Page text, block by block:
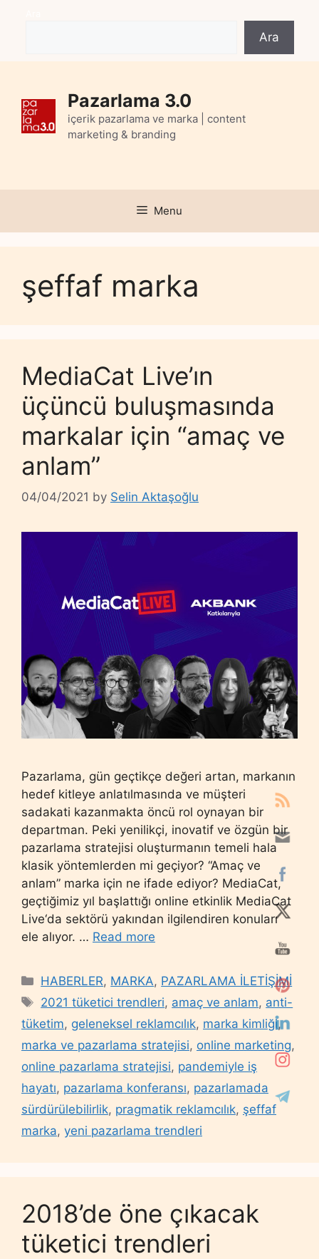
Ara
Pazarlama 3.0
içerik pazarlama ve marka | content
marketing & branding
Menu
şeffaf marka
MediaCat Live’ın
üçüncü buluşmasında
markalar için “amaç ve
anlam”
04/04/2021 by Selin Aktaşoğlu
Pazarlama, gün geçtikçe değeri artan, markanın
hedef kitleye anlatılmasında ve müşteri
sadakati kazanmakta öncü rol oynayan bir
departman. Peki yenilikçi, inovatif ve özgün bir
pazarlama stratejisi oluşturmanın temeli hala
klasik yöntemlerden mi geçiyor? “Amaç ve
anlam” marka için ne ifade ediyor? MediaCat,
geçtiğimiz yıl başlattığı online etkinlik MediaCat
Live‘da sektörü yakından ilgilendiren konuları
ele alıyor. … Read more
Categories
HABERLER, MARKA, PAZARLAMA İLETİŞİMİ
Tags
2021 tüketici trendleri, amaç ve anlam, anti-
tüketim, geleneksel reklamcılık, marka kimliği,
marka ve pazarlama stratejisi, online marketing,
online pazarlama stratejisi, pandemiyle iş
hayatı, pazarlama konferansı, pazarlamada
sürdürülebilirlik, pragmatik reklamcılık, şeffaf
marka, yeni pazarlama trendleri
2018’de öne çıkacak
tüketici trendleri